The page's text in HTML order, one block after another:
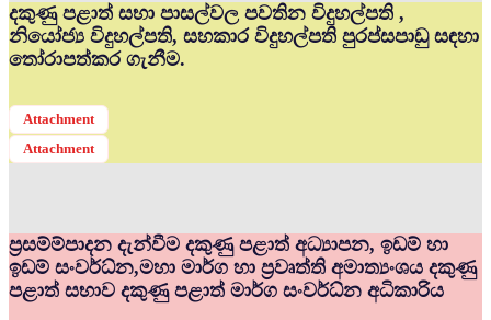
දකුණු පළාත් සභා පාසල්වල පවතින විදුහල්පති ,
නියෝජ්‍ය විදුහල්පති, සහකාර විදුහල්පති පුරප්සපාඩු සඳහා
තෝරාපත්කර ගැනීම.
Attachment
Attachment
ප්‍රසම්ම්පාදන දැන්වීම දකුණු පළාත් අධ්‍යාපන, ඉඩම් හා
ඉඩම් සංවර්ධ්‍න,මහා මාර්ග හා ප්‍රවෘත්ති අමාත්‍යංශය දකුණු
පළාත් සභාව දකුණු පළාත් මාර්ග සංවර්ධ්‍න අධිකාරිය